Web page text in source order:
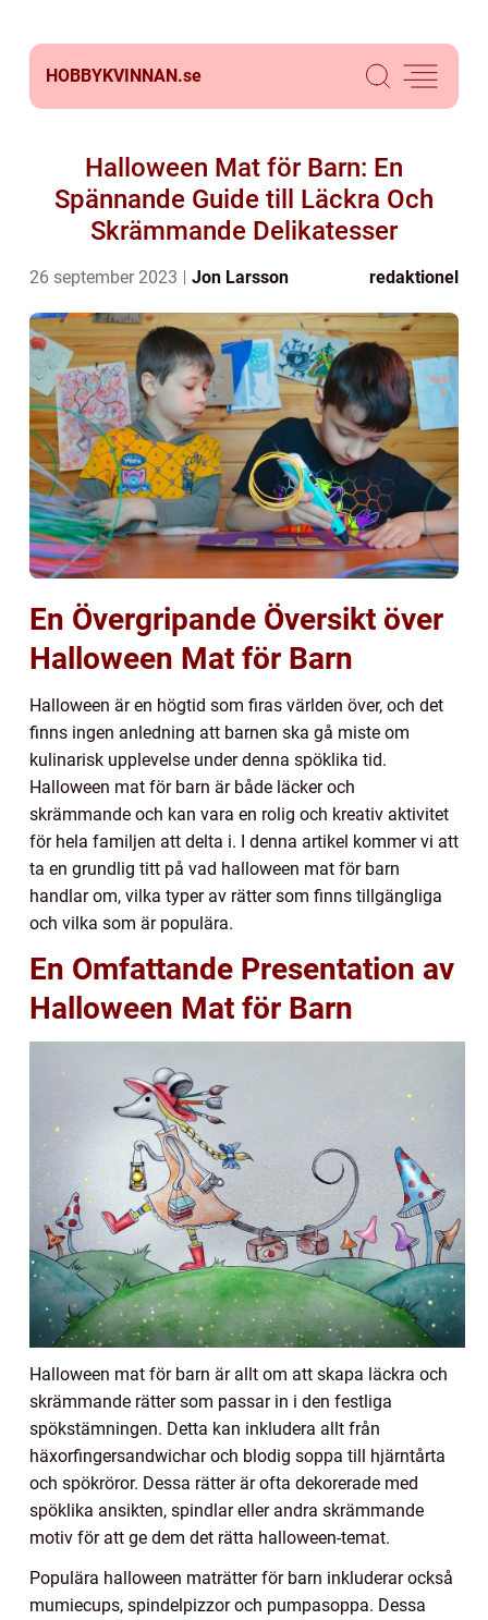
HOBBYKVINNAN.se
Halloween Mat för Barn: En
Spännande Guide till Läckra Och
Skrämmande Delikatesser
26 september 2023 Jon Larsson redaktionel
En Övergripande Översikt över
Halloween Mat för Barn
Halloween är en högtid som firas världen över, och det
finns ingen anledning att barnen ska gå miste om
kulinarisk upplevelse under denna spöklika tid.
Halloween mat för barn är både läcker och
skrämmande och kan vara en rolig och kreativ aktivitet
för hela familjen att delta i. I denna artikel kommer vi att
ta en grundlig titt på vad halloween mat för barn
handlar om, vilka typer av rätter som finns tillgängliga
och vilka som är populära.
En Omfattande Presentation av
Halloween Mat för Barn
Halloween mat för barn är allt om att skapa läckra och
skrämmande rätter som passar in i den festliga
spökstämningen. Detta kan inkludera allt från
häxorfingersandwichar och blodig soppa till hjärntårta
och spökröror. Dessa rätter är ofta dekorerade med
spöklika ansikten, spindlar eller andra skrämmande
motiv för att ge dem det rätta halloween-temat.
Populära halloween maträtter för barn inkluderar också
mumiecups, spindelpizzor och pumpasoppa. Dessa